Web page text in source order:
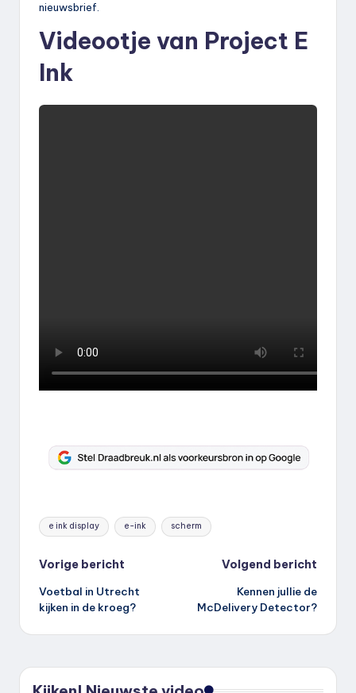
nieuwsbrief.
Videootje van Project E
Ink
Tags:
e ink display e-ink scherm
Bericht
navigatie
Vorige bericht
Voetbal in Utrecht
kijken in de kroeg?
Volgend bericht
Kennen jullie de
McDelivery Detector?